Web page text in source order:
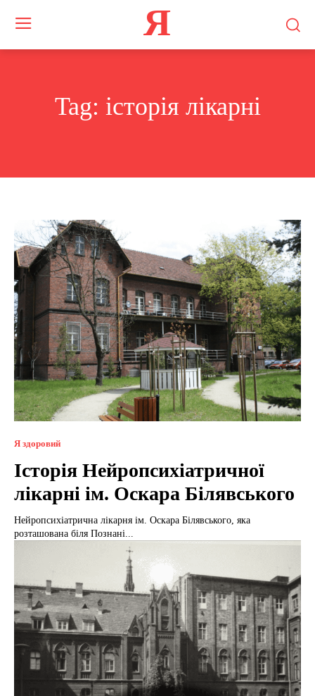
Я
Tag: історія лікарні
Я здоровий
Історія Нейропсихіатричної
лікарні ім. Оскара Білявського
Нейропсихіатрична лікарня ім. Оскара Білявського, яка
розташована біля Познані...